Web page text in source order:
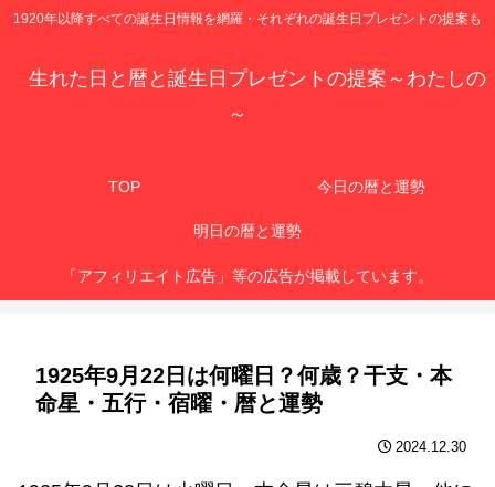
1920年以降すべての誕生日情報を網羅・それぞれの誕生日プレゼントの提案も
生れた日と暦と誕生日プレゼントの提案～わたしの
～
TOP 今日の暦と運勢
明日の暦と運勢
「アフィリエイト広告」等の広告が掲載しています。
1925年9月22日は何曜日？何歳？干支・本
命星・五行・宿曜・暦と運勢
2024.12.30